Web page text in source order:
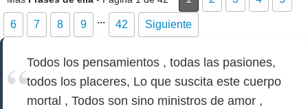
6 7 8 9 ... 42 Siguiente
Todos los pensamientos , todas las pasiones,
todos los placeres, Lo que suscita este cuerpo
mortal , Todos son sino ministros de amor ,